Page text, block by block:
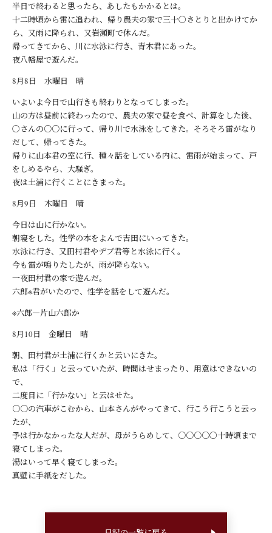
半日で終わると思ったら、あしたもかかるとは。
十二時頃から雷に追われ、帰り農夫の家で三十〇さとりと出かけてか
ら、又雨に降られ、又岩瀬町で休んだ。
帰ってきてから、川に水泳に行き、青木君にあった。
夜八幡屋で遊んだ。
8月8日 水曜日 晴
いよいよ今日で山行きも終わりとなってしまった。
山の方は昼前に終わったので、農夫の家で昼を食べ、計算をした後、
〇さんの○○に行って、帰り川で水泳をしてきた。そろそろ雷がなり
だして、帰ってきた。
帰りに山本君の室に行、種々話をしている内に、雷雨が始まって、戸
をしめるやら、大騒ぎ。
夜は土浦に行くことにきまった。
8月9日 木曜日 晴
今日は山に行かない。
朝寝をした。性学の本をよんで吉田にいってきた。
水泳に行き、又田村君やデブ君等と水泳に行く。
今も雷が鳴りたしたが、雨が降らない。
一夜田村君の家で遊んだ。
六郎※君がいたので、性学を話をして遊んだ。
※六郎―片山六郎か
8月10日 金曜日 晴
朝、田村君が土浦に行くかと云いにきた。
私は「行く」と云っていたが、時間はせまったり、用意はできないの
で、
二度目に「行かない」と云はせた。
○○の汽車がこむから、山本さんがやってきて、行こう行こうと云っ
たが、
予は行かなかったな人だが、母がうらめして、○○○○〇十時頃まで
寝てしまった。
湯はいって早く寝てしまった。
真壁に手紙をだした。